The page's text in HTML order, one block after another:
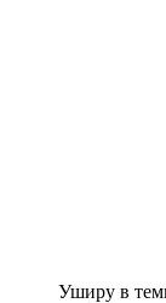
Уширу в